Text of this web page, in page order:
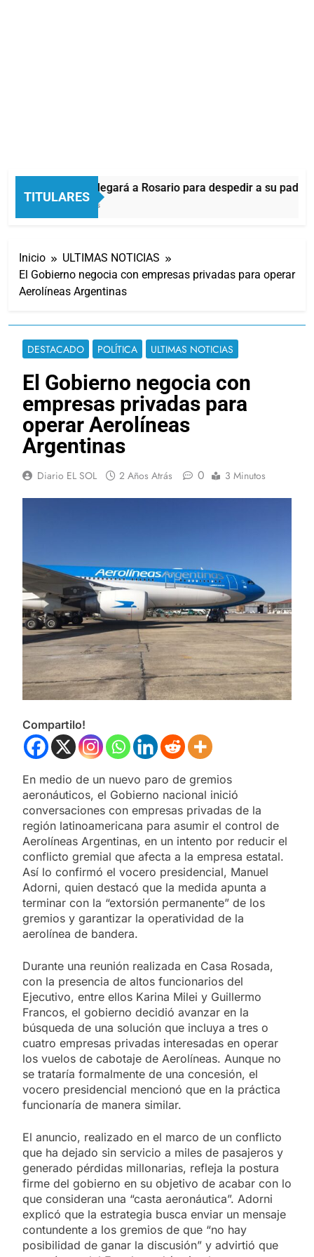
TITULARES
Lionel Messi llegará a Rosario para despedir a su padre
40 Segundos Atrás
Inicio
ULTIMAS NOTICIAS
El Gobierno negocia con empresas privadas para operar
Aerolíneas Argentinas
DESTACADO POLÍTICA ULTIMAS NOTICIAS
El Gobierno negocia con
empresas privadas para
operar Aerolíneas
Argentinas
Diario EL SOL 2 Años Atrás 0 3 Minutos
Compartilo!
En medio de un nuevo paro de gremios
aeronáuticos, el Gobierno nacional inició
conversaciones con empresas privadas de la
región latinoamericana para asumir el control de
Aerolíneas Argentinas, en un intento por reducir el
conflicto gremial que afecta a la empresa estatal.
Así lo confirmó el vocero presidencial, Manuel
Adorni, quien destacó que la medida apunta a
terminar con la “extorsión permanente” de los
gremios y garantizar la operatividad de la
aerolínea de bandera.
Durante una reunión realizada en Casa Rosada,
con la presencia de altos funcionarios del
Ejecutivo, entre ellos Karina Milei y Guillermo
Francos, el gobierno decidió avanzar en la
búsqueda de una solución que incluya a tres o
cuatro empresas privadas interesadas en operar
los vuelos de cabotaje de Aerolíneas. Aunque no
se trataría formalmente de una concesión, el
vocero presidencial mencionó que en la práctica
funcionaría de manera similar.
El anuncio, realizado en el marco de un conflicto
que ha dejado sin servicio a miles de pasajeros y
generado pérdidas millonarias, refleja la postura
firme del gobierno en su objetivo de acabar con lo
que consideran una “casta aeronáutica”. Adorni
explicó que la estrategia busca enviar un mensaje
contundente a los gremios de que “no hay
posibilidad de ganar la discusión” y advirtió que